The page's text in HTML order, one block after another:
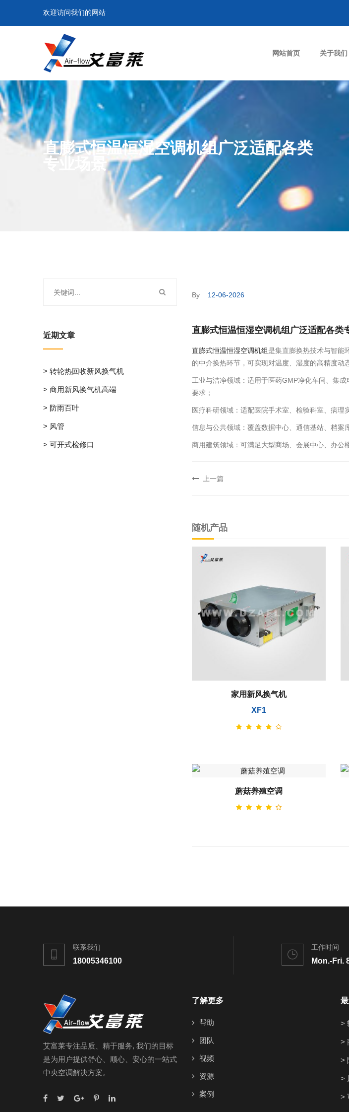
欢迎访问我们的网站
网站首页 关于我们
直膨式恒温恒湿空调机组广泛适配各类
专业场景
By 12-06-2026
直膨式恒温恒湿空调机组广泛适配各类
直膨式恒温恒湿空调机组是集直膨换热技术与智能
的中介换热环节，可实现对温度、湿度的高精度动
工业与洁净领域：适用于医药GMP净化车间、集
要求；
医疗科研领域：适配医院手术室、检验科室、病理
信息与公共领域：覆盖数据中心、通信基站、档案
商用建筑领域：可满足大型商场、会展中心、办
上一篇
随机产品
家用新风换气机
XF1
蘑菇养殖空调
近期文章
> 转轮热回收新风换气机
> 商用新风换气机高端
> 防雨百叶
> 风管
> 可开式检修口
联系我们
18005346100
工作时间
Mon.-Fri.
艾富莱专注品质、精于服务, 我们的目标
是为用户提供舒心、顺心、安心的一站式
中央空调解决方案。
了解更多
帮助
团队
视频
资源
案例
>
>
>
>
>